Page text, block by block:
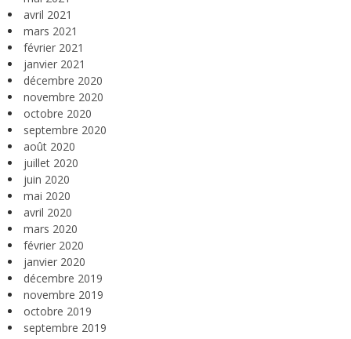
avril 2021
mars 2021
février 2021
janvier 2021
décembre 2020
novembre 2020
octobre 2020
septembre 2020
août 2020
juillet 2020
juin 2020
mai 2020
avril 2020
mars 2020
février 2020
janvier 2020
décembre 2019
novembre 2019
octobre 2019
septembre 2019